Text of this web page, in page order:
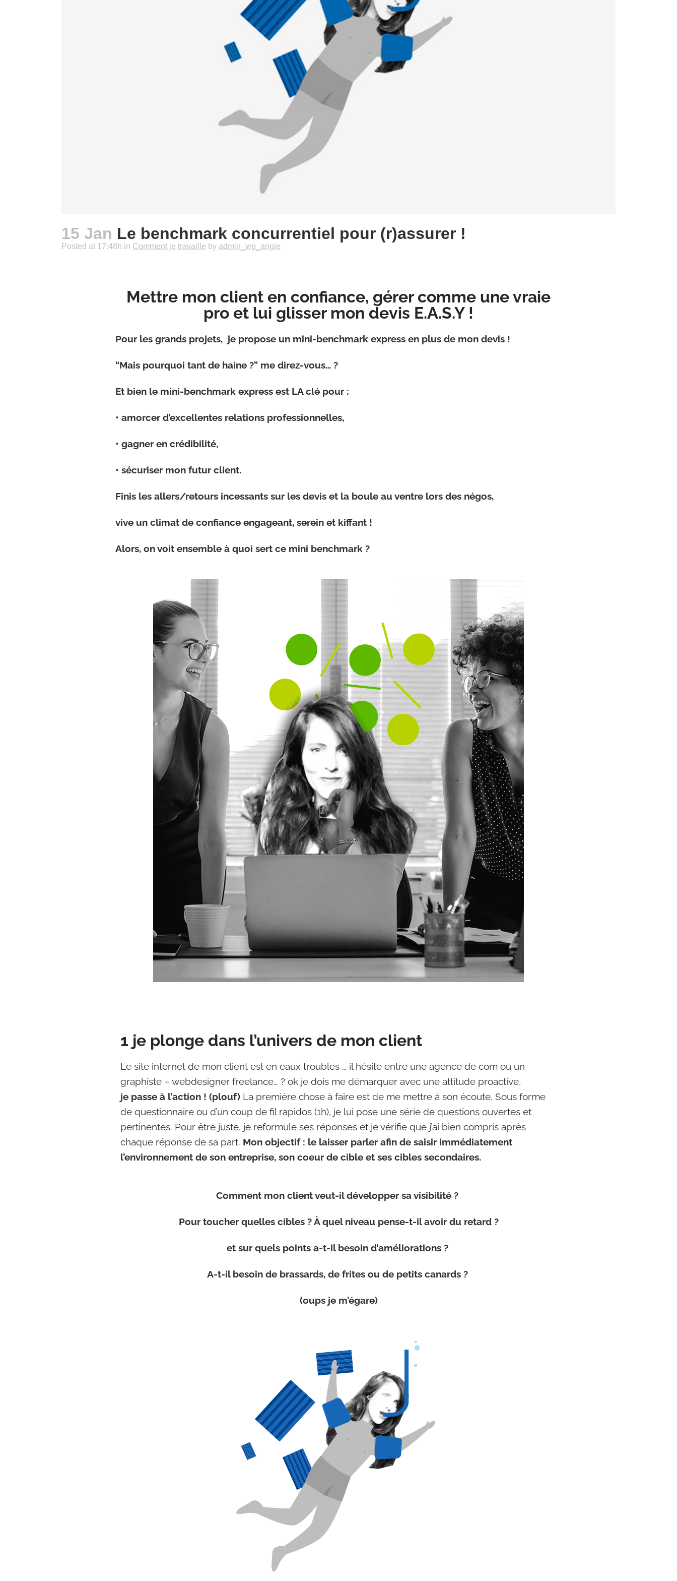
15 Jan Le benchmark concurrentiel pour (r)assurer !
Posted at 17:48h in Comment je travaille by admin_wp_angie
Mettre mon client en confiance, gérer comme une vraie
pro et lui glisser mon devis E.A.S.Y !
Pour les grands projets, je propose un mini-benchmark express en plus de mon devis !
“Mais pourquoi tant de haine ?” me direz-vous… ?
Et bien le mini-benchmark express est LA clé pour :
• amorcer d’excellentes relations professionnelles,
• gagner en crédibilité,
• sécuriser mon futur client.
Finis les allers/retours incessants sur les devis et la boule au ventre lors des négos,
vive un climat de confiance engageant, serein et kiffant !
Alors, on voit ensemble à quoi sert ce mini benchmark ?
1 je plonge dans l’univers de mon client
Le site internet de mon client est en eaux troubles … il hésite entre une agence de com ou un
graphiste – webdesigner freelance… ? ok je dois me démarquer avec une attitude proactive,
je passe à l’action ! (plouf) La première chose à faire est de me mettre à son écoute. Sous forme
de questionnaire ou d’un coup de fil rapidos (1h), je lui pose une série de questions ouvertes et
pertinentes. Pour être juste, je reformule ses réponses et je vérifie que j’ai bien compris après
chaque réponse de sa part. Mon objectif : le laisser parler afin de saisir immédiatement
l’environnement de son entreprise, son coeur de cible et ses cibles secondaires.
Comment mon client veut-il développer sa visibilité ?
Pour toucher quelles cibles ? À quel niveau pense-t-il avoir du retard ?
et sur quels points a-t-il besoin d’améliorations ?
A-t-il besoin de brassards, de frites ou de petits canards ?
(oups je m’égare)